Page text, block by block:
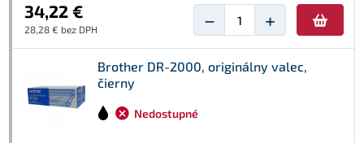
34,22 €
28,28 € bez DPH − +
Brother DR-2000, originálny valec,
čierny
Nedostupné